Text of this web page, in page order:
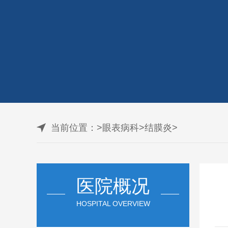
当前位置： >眼表病科>结膜炎>
医院概况
HOSPITAL OVERVIEW